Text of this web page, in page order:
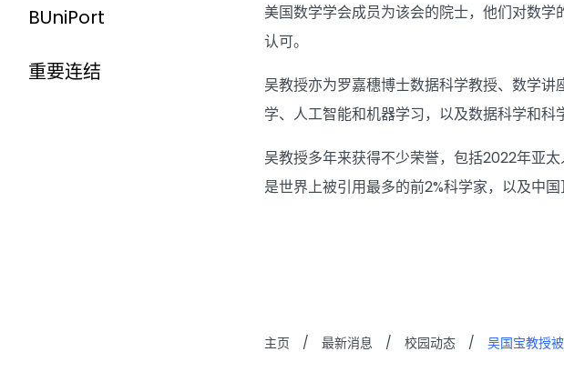
BUniPort
重要连结
美国数学学会成员为该会的院士，他们对数
认可。
吴教授亦为罗嘉穗博士数据科学教授、数学
学、人工智能和机器学习，以及数据科学和科
吴教授多年来获得不少荣誉，包括2022年亚
是世界上被引用最多的前2%科学家，以及中
主页 / 最新消息 / 校园动态 / 吴国宝教授